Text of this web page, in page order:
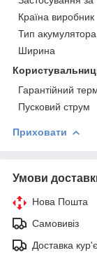
Країна виробник
Тип акумулятора
Ширина
Гарантійний
Пусковий струм
Приховати
Умови
Нова Пошта
Самовивіз
Доставка